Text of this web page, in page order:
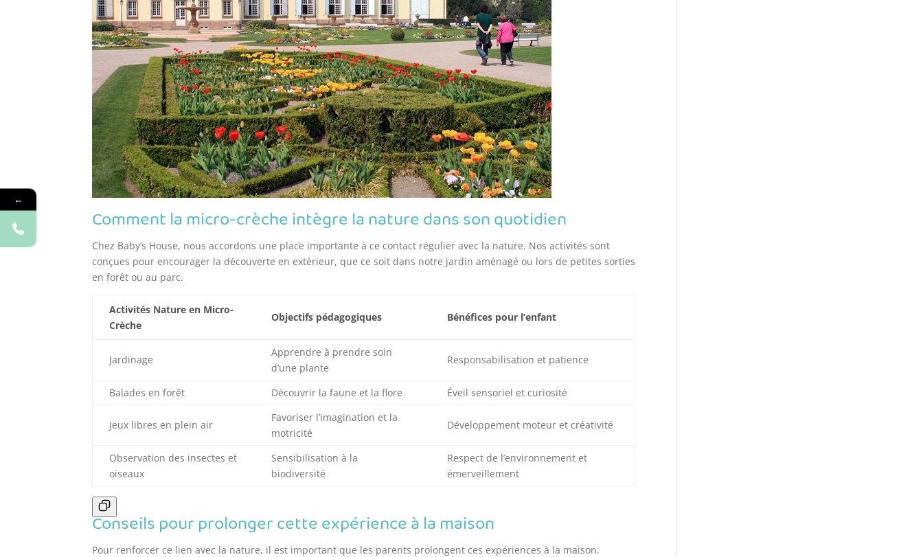
Comment la micro-crèche intègre la nature dans son quotidien
Chez Baby’s House, nous accordons une place importante à ce contact régulier avec la nature. Nos activités sont
conçues pour encourager la découverte en extérieur, que ce soit dans notre jardin aménagé ou lors de petites sorties
en forêt ou au parc.
Activités Nature en Micro-
Crèche
Objectifs pédagogiques Bénéfices pour l’enfant
Jardinage
Apprendre à prendre soin
d’une plante
Responsabilisation et patience
Balades en forêt Découvrir la faune et la flore Éveil sensoriel et curiosité
Jeux libres en plein air
Favoriser l’imagination et la
motricité
Développement moteur et créativité
Observation des insectes et
oiseaux
Sensibilisation à la
biodiversité
Respect de l’environnement et
émerveillement
Conseils pour prolonger cette expérience à la maison
Pour renforcer ce lien avec la nature, il est important que les parents prolongent ces expériences à la maison.
←